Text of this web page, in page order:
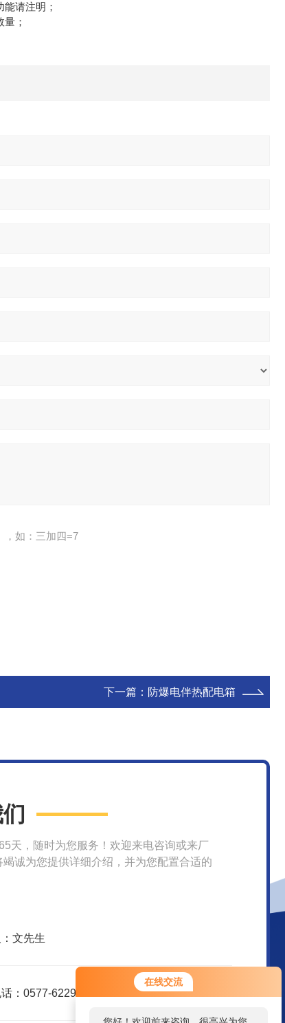
在线交流
请注明；
；
，如：三加四=7
下一篇： 防爆电伴热配电箱
天，随时为您服务！欢迎来电咨询或来厂
诚为您提供详细介绍，并为您配置合适的
文先生
：0577-62299916